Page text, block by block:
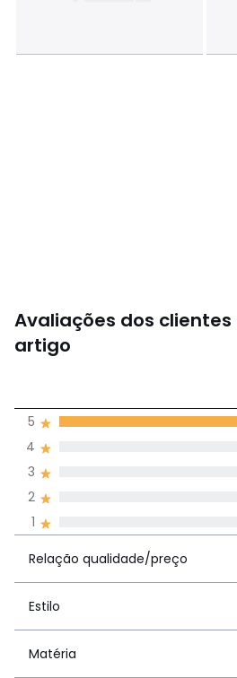
Avaliações dos
artigo
5
1
2
3
5
1
2
3
4
5
Relação qualidade/preço
Estilo
Matéria